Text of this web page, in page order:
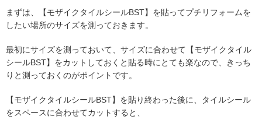
まずは、【モザイクタイルシールBST】を貼ってプチリフォームを
したい場所のサイズを測っておきます。
最初にサイズを測っておいて、サイズに合わせて【モザイクタイル
シールBST】をカットしておくと貼る時にとても楽なので、きっち
りと測っておくのがポイントです。
【モザイクタイルシールBST】を貼り終わった後に、タイルシール
をスペースに合わせてカットすると、